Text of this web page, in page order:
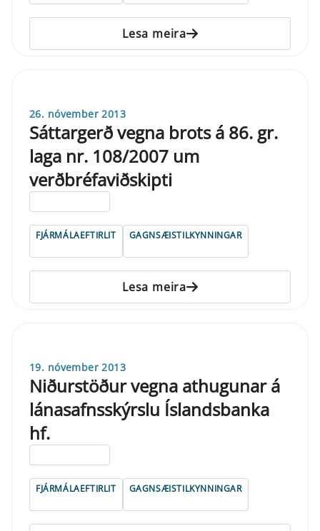
Lesa meira
26. nóvember 2013
Sáttargerð vegna brots á 86. gr.
laga nr. 108/2007 um
verðbréfaviðskipti
FJÁRMÁLAEFTIRLIT GAGNSÆISTILKYNNINGAR
Lesa meira
19. nóvember 2013
Niðurstöður vegna athugunar á
lánasafnsskýrslu Íslandsbanka
hf.
FJÁRMÁLAEFTIRLIT GAGNSÆISTILKYNNINGAR